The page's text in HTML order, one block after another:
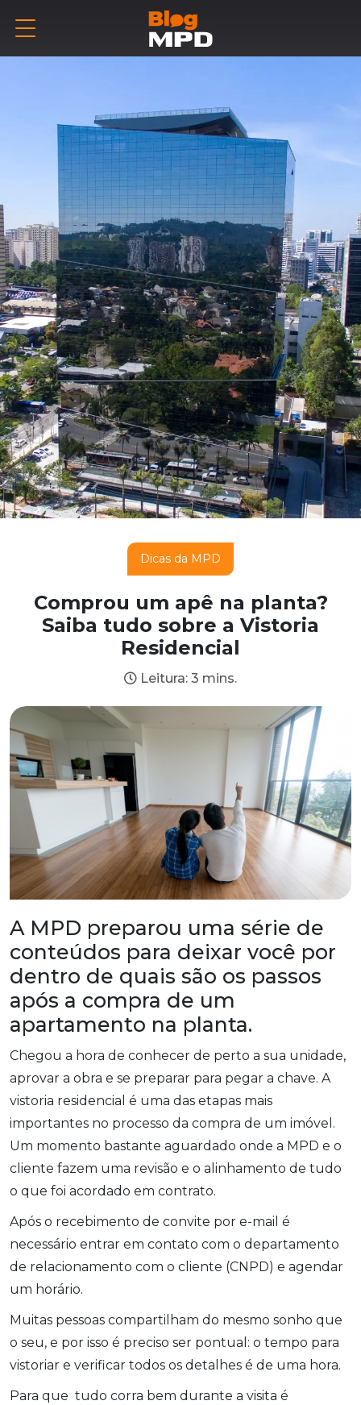
Dicas da MPD
Comprou um apê na planta?
Saiba tudo sobre a Vistoria
Residencial
Leitura: 3 mins.
A MPD preparou uma série de
conteúdos para deixar você por
dentro de quais são os passos
após a compra de um
apartamento na planta.
Chegou a hora de conhecer de perto a sua unidade,
aprovar a obra e se preparar para pegar a chave. A
vistoria residencial é uma das etapas mais
importantes no processo da compra de um imóvel.
Um momento bastante aguardado onde a MPD e o
cliente fazem uma revisão e o alinhamento de tudo
o que foi acordado em contrato.
Após o recebimento de convite por e-mail é
necessário entrar em contato com o departamento
de relacionamento com o cliente (CNPD) e agendar
um horário.
Muitas pessoas compartilham do mesmo sonho que
o seu, e por isso é preciso ser pontual: o tempo para
vistoriar e verificar todos os detalhes é de uma hora.
Para que tudo corra bem durante a visita é